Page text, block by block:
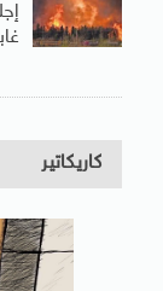
كاريكاتير